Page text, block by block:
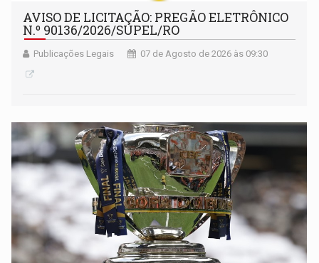
AVISO DE LICITAÇÃO: PREGÃO ELETRÔNICO
N.º 90136/2026/SUPEL/RO
Publicações Legais 07 de Agosto de 2026 às 09:30